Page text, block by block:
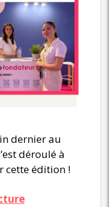
dernier au
déroulé à
cette édition !